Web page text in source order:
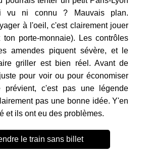
vu ni connu ? Mauvais plan.
à l'oeil, c'est clairement jouer
porte-monnaie). Les contrôles
amendes piquent sévère, et le
griller est bien réel. Avant de
pour voir ou pour économiser
c'est pas une légende
pas une bonne idée. Y'en
et ils ont eu des problèmes.
le train sans billet